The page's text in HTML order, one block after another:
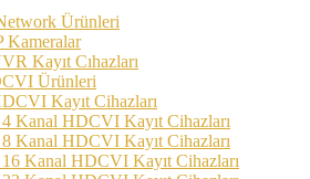
Ürünleri
Kayıt Cıhazları
Ürünleri
Kayıt Cihazları
HDCVI Kayıt Cihazları
HDCVI Kayıt Cihazları
HDCVI Kayıt Cihazları